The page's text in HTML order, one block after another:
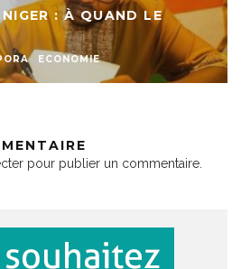
: À QUAND LE
ECONOMIE
pour publier un commentaire.